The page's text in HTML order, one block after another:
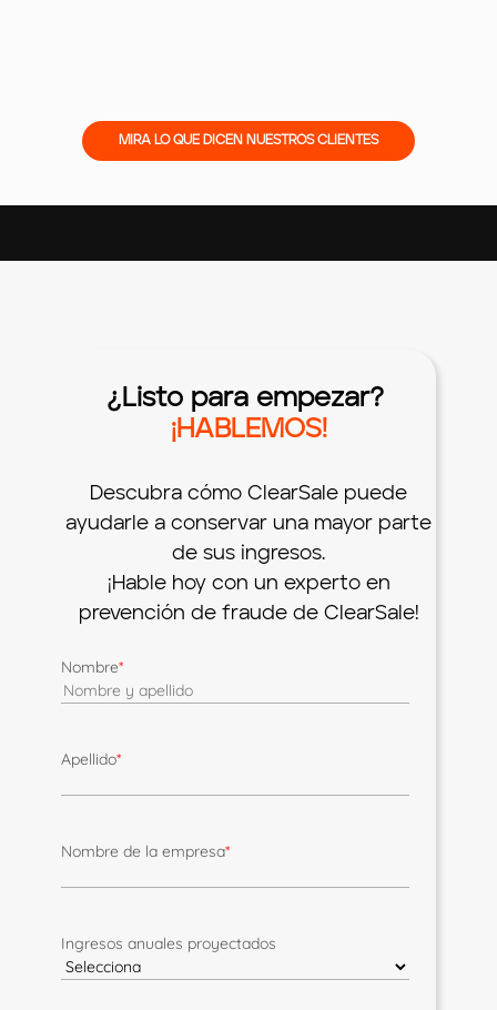
MIRA LO QUE DICEN NUESTROS CLIENTES
¿Listo para empezar?
¡HABLEMOS!
Descubra cómo ClearSale puede
ayudarle a conservar una mayor parte
de sus ingresos.
¡Hable hoy con un experto en
prevención de fraude de ClearSale!
Nombre*
Apellido*
Nombre de la empresa*
Ingresos anuales proyectados